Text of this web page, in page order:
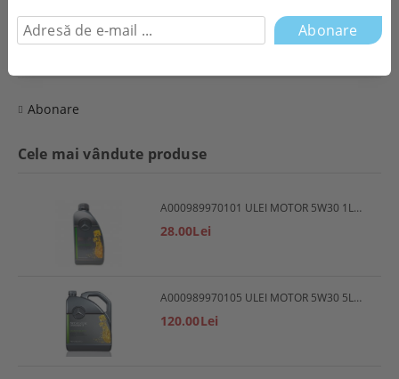
551.99Lei
Abonare
Cele mai vândute produse
A000989970101 ULEI MOTOR 5W30 1L MERCEDES
28.00Lei
A000989970105 ULEI MOTOR 5W30 5L MERCEDES
120.00Lei